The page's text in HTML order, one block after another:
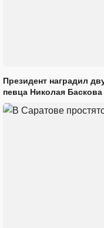
Президент наградил
певца Николая Баскова